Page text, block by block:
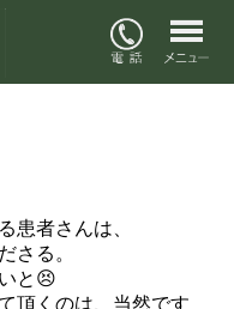
患者さんは、
さる。
と😣
頂くのは、当然です